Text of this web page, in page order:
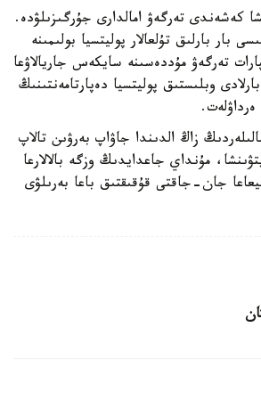
كەشەندى تەرگەۋ امالدارى جۇرگىزىلۋدە.
بار بارلىق تۇلعالار پوليتسيا بولىمىنە
تەرگەۋ مۇددەسىنە سايكەس جاريالاۋعا
وبلىستىق پوليتسيا دەپارتامەنتىنىڭ
زاڭ الدىندا جاۋاپ بەرۋىن تالاپ
مۇنداي جاعدايدىڭ وزگە بالالارعا
جان-جاقتى قۇقىقتىق باعا بەرىلۋى